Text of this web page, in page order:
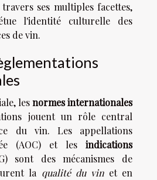
ses multiples facettes,
l'identité culturelle des
de vin.
lesnormes internationales
jouent un rôle central
du vin. Les appellations
(AOC) et les indications
sont des mécanismes de
la qualité du vinet en